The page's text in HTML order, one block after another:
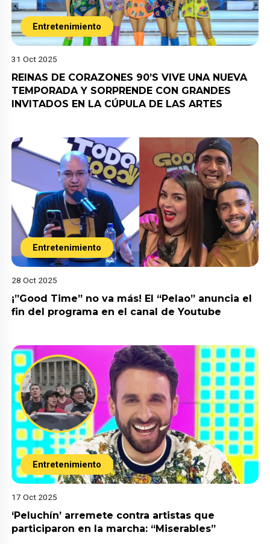
Entretenimiento
31 Oct 2025
REINAS DE CORAZONES 90’S VIVE UNA NUEVA
TEMPORADA Y SORPRENDE CON GRANDES
INVITADOS EN LA CÚPULA DE LAS ARTES
Entretenimiento
28 Oct 2025
¡”Good Time” no va más! El “Pelao” anuncia el
fin del programa en el canal de Youtube
Entretenimiento
17 Oct 2025
‘Peluchín’ arremete contra artistas que
participaron en la marcha: “Miserables”